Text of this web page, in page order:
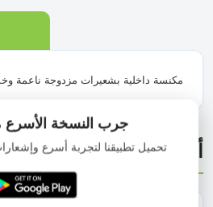
مكنسة داخلية بشعيرات مزدوجة ناعمة
أحدث التقييمات
جرب النسخة الأسرع
تحميل تطبيقنا لتجربة أسرع